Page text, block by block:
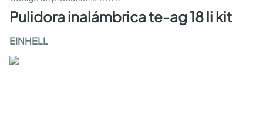
pulidora inalámbrica te-ag 18 li kit
EINHELL
sanitarios
comedor
pisos
armarios closet